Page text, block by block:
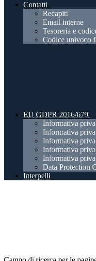
Contatti
Recapiti
Email interne
Tesoreria e
Codice univoco
EU GDPR 2016/679
Informativa
Informativa
Informativa
Informativa
Informativa
Data Protection
Interpelli